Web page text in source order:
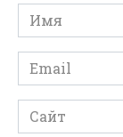
Имя
*
Email
*
Сайт